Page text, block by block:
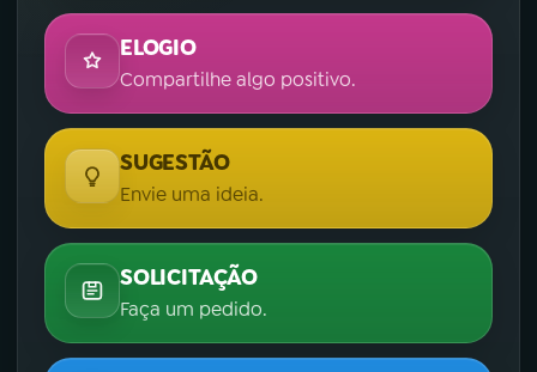
ELOGIO
Compartilhe algo positivo.
SUGESTÃO
Envie uma ideia.
SOLICITAÇÃO
Faça um pedido.